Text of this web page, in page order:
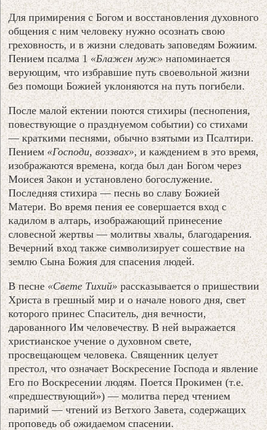
Для примирения с Богом и восстановления духовного
общения с ним человеку нужно осознать свою
греховность, и в жизни следовать заповедям Божиим.
Пением псалма 1«Блажен муж»напоминается
верующим, что избравшие путь своевольной жизни
без помощи Божией уклоняются на путь погибели.
После малой ектении поются стихиры (песнопения,
повествующие о празднуемом событии) со стихами
— краткими песнями, обычно взятыми из Псалтири.
Пением«Господи, воззвах», и каждением в это время,
изображаются времена, когда был дан Богом через
Моисея Закон и установлено богослужение.
Последняя стихира — песнь во славу Божией
Матери. Во время пения ее совершается вход с
кадилом в алтарь, изображающий принесение
словесной жертвы — молитвы хвалы, благодарения.
Вечерний вход также символизирует сошествие на
землю Сына Божия для спасения людей.
В песне «Свете Тихий»рассказывается о пришествии
Христа в грешный мир и о начале нового дня, свет
которого принес Спаситель, дня вечности,
дарованного Им человечеству. В ней выражается
христианское учение о духовном свете,
просвещающем человека. Священник целует
престол, что означает Воскресение Господа и явление
Его по Воскресении людям. Поется Прокимен (т.е.
«предшествующий») — молитва перед чтением
паримий — чтений из Ветхого Завета, содержащих
проповедь об ожидаемом спасении.